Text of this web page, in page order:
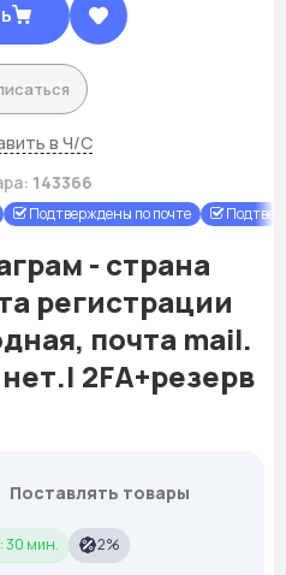
в Ч/С
143366
Подтверждены по почте
- страна
регистрации
почта mail.
2FA+резерв
Поставлять товары
30 мин. 2%